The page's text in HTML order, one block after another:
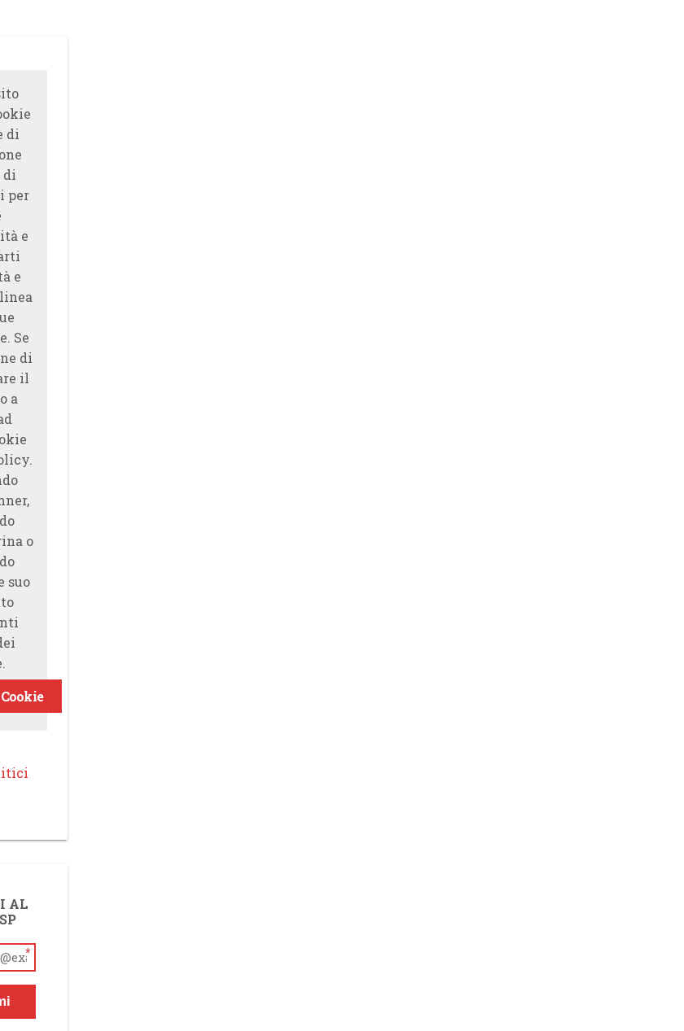
di
di
per
e
e
Se
di
il
a
o
suo
AL
*